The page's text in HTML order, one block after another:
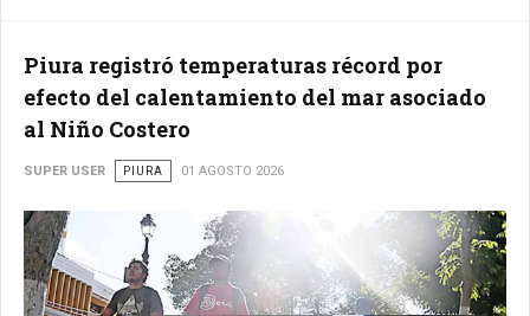
Piura registró temperaturas récord por
efecto del calentamiento del mar asociado
al Niño Costero
SUPER USER PIURA 01 AGOSTO 2026